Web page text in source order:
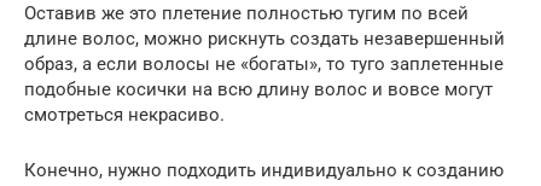
Оставив же это плетение полностью тугим по всей
длине волос, можно рискнуть создать незавершенный
образ, а если волосы не «богаты», то туго заплетенные
подобные косички на всю длину волос и вовсе могут
смотреться некрасиво.
Конечно, нужно подходить индивидуально к созданию